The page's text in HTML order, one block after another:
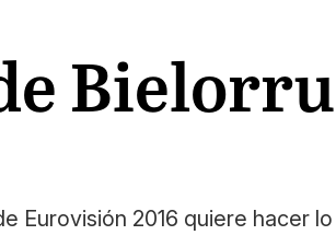
Eurovisión 2016 quiere hacer